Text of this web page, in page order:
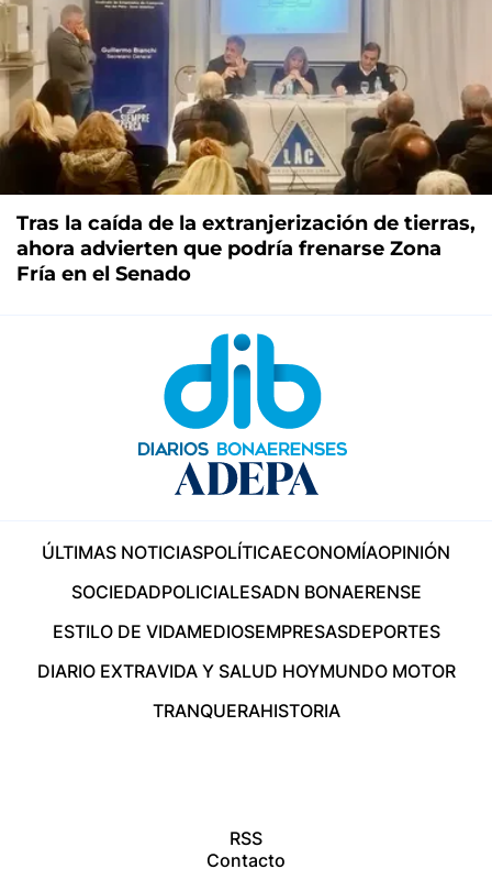
Tras la caída de la extranjerización de tierras,
ahora advierten que podría frenarse Zona
Fría en el Senado
ÚLTIMAS NOTICIASPOLÍTICAECONOMÍAOPINIÓN
SOCIEDADPOLICIALESADN BONAERENSE
ESTILO DE VIDAMEDIOSEMPRESASDEPORTES
DIARIO EXTRAVIDA Y SALUD HOYMUNDO MOTOR
TRANQUERAHISTORIA
RSS
Contacto